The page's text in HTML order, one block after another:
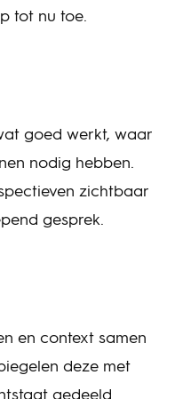
tot nu toe.
goed werkt, waar
nodig hebben.
zichtbaar
gesprek.
en context samen
deze met
gedeeld